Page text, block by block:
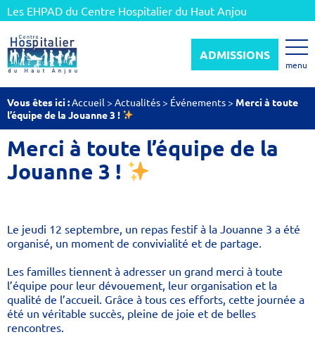
Les EHPAD du Centre Hospitalier du Haut Anjou
ADMISSIONS
menu
Vous êtes ici :Accueil > Actualités> Événements> Merci à toute
l’équipe de la Jouanne 3 !
Merci à toute l’équipe de la
Jouanne 3 !
Le jeudi 12 septembre, un repas festif à la Jouanne 3 a été
organisé, un moment de convivialité et de partage.
Les familles tiennent à adresser un grand merci à toute
l’équipe pour leur dévouement, leur organisation et la
qualité de l’accueil. Grâce à tous ces efforts, cette journée a
été un véritable succès, pleine de joie et de belles
rencontres.